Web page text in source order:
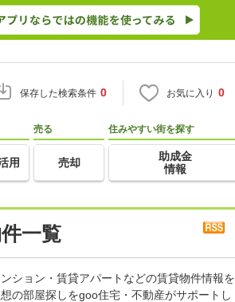
保存した検索条件 0 お気に入り 0
用
売る
売却
住みやすい街を探す
助成金
情報
一覧
ション・賃貸アパートなどの賃貸物件情報を
の部屋探しをgoo住宅・不動産がサポートし